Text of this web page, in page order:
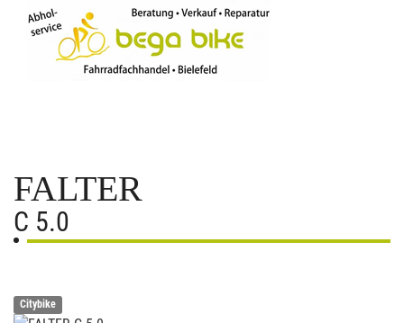
FALTER
C 5.0
Citybike